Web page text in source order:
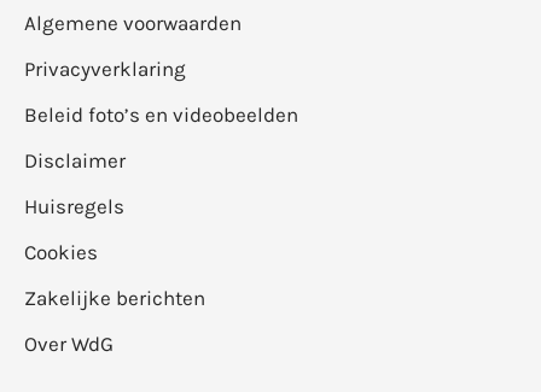
Algemene voorwaarden
Privacyverklaring
Beleid foto’s en videobeelden
Disclaimer
Huisregels
Cookies
Zakelijke berichten
Over WdG